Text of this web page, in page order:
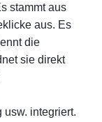
stammt aus
aus. Es
die
sie direkt
usw. integriert.